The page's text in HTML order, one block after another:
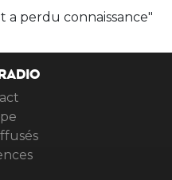
a perdu connaissance"